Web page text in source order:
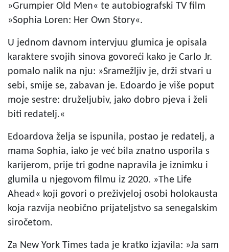
»Grumpier Old Men« te autobiografski TV film
»Sophia Loren: Her Own Story«.
U jednom davnom intervjuu glumica je opisala
karaktere svojih sinova govoreći kako je Carlo Jr.
pomalo nalik na nju: »Sramežljiv je, drži stvari u
sebi, smije se, zabavan je. Edoardo je više poput
moje sestre: druželjubiv, jako dobro pjeva i želi
biti redatelj.«
Edoardova želja se ispunila, postao je redatelj, a
mama Sophia, iako je već bila znatno usporila s
karijerom, prije tri godne napravila je iznimku i
glumila u njegovom filmu iz 2020. »The Life
Ahead« koji govori o preživjeloj osobi holokausta
koja razvija neobično prijateljstvo sa senegalskim
siročetom.
Za New York Times tada je kratko izjavila: »Ja sam